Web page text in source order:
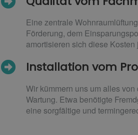
Eine zentrale
Förderung, dem
amortisieren sich diese
Installation vom
Wir kümmern uns um alles
Wartung. Etwa benötigte
eine sorgfältige und